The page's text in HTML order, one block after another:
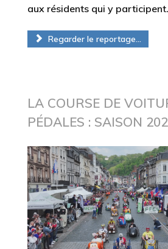
aux résidents qui y participent.
Regarder le reportage...
LA COURSE DE
PÉDALES : SAISON